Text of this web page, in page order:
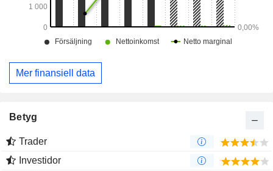
Mer finansiell data
Betyg
Trader
Investidor